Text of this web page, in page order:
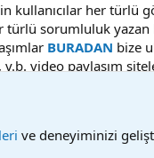
her türlü
türlü sorumluluk
BURADAN bize
video paylaşım
ve deneyiminizi